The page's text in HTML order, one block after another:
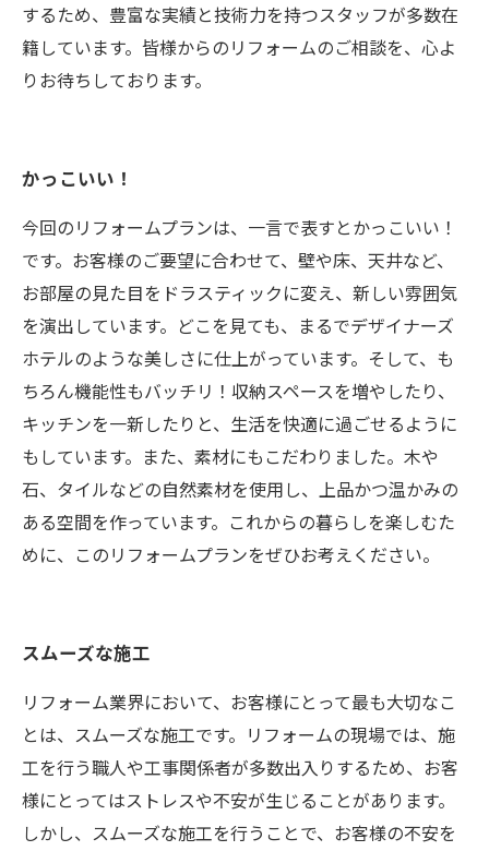
するため、豊富な実績と技術力を持つスタッフが多数在
籍しています。皆様からのリフォームのご相談を、心よ
りお待ちしております。
かっこいい！
今回のリフォームプランは、一言で表すとかっこいい！
です。お客様のご要望に合わせて、壁や床、天井など、
お部屋の見た目をドラスティックに変え、新しい雰囲気
を演出しています。どこを見ても、まるでデザイナーズ
ホテルのような美しさに仕上がっています。そして、も
ちろん機能性もバッチリ！収納スペースを増やしたり、
キッチンを一新したりと、生活を快適に過ごせるように
もしています。また、素材にもこだわりました。木や
石、タイルなどの自然素材を使用し、上品かつ温かみの
ある空間を作っています。これからの暮らしを楽しむた
めに、このリフォームプランをぜひお考えください。
スムーズな施工
リフォーム業界において、お客様にとって最も大切なこ
とは、スムーズな施工です。リフォームの現場では、施
工を行う職人や工事関係者が多数出入りするため、お客
様にとってはストレスや不安が生じることがあります。
しかし、スムーズな施工を行うことで、お客様の不安を